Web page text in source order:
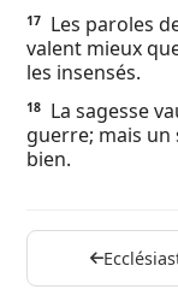
17
Les paroles
valent mieux
les insensés.
18
La sagesse
guerre; mais
bien.